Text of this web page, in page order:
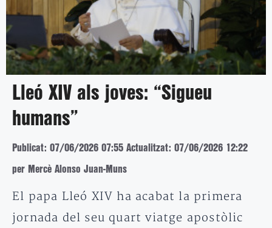
Lleó XIV als joves: “Sigueu
humans”
Publicat: 07/06/2026 07:55 Actualitzat: 07/06/2026 12:22
per Mercè Alonso Juan-Muns
El papa Lleó XIV ha acabat la primera
jornada del seu quart viatge apostòlic